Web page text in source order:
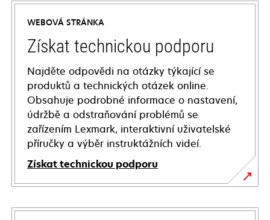
WEBOVÁ STRÁNKA
Získat technickou podporu
Najděte odpovědi na otázky týkající se
produktů a technických otázek online.
Obsahuje podrobné informace o nastavení,
údržbě a odstraňování problémů se
zařízením Lexmark, interaktivní uživatelské
příručky a výběr instruktážních videí.
Získat technickou podporu
opens
in